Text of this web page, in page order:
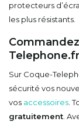
protecteurs
les plus résistants.
Telephone.fr
Sur Coque-
sécurité vos
vos accessoires .
gratuitement .